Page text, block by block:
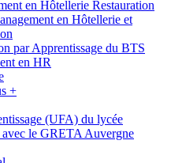
en Hôtellerie Restauration
en Hôtellerie et
par Apprentissage du BTS
en HR
+
(UFA) du lycée
le GRETA Auvergne